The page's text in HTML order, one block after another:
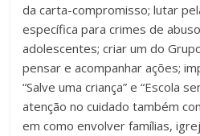
da carta-compromisso; lutar
específica para crimes de
adolescentes; criar um do
pensar e acompanhar ações;
“Salve uma criança” e “Escola
atenção no cuidado também
em como envolver famílias,